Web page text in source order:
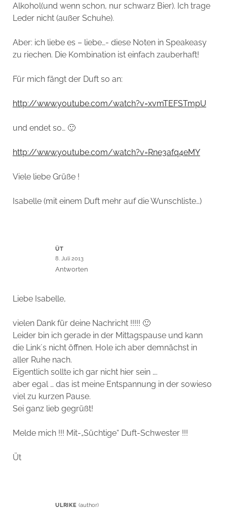
Alkohol(und wenn schon, nur schwarz Bier). Ich trage
Leder nicht (außer Schuhe).
Aber: ich liebe es – liebe…- diese Noten in Speakeasy
zu riechen. Die Kombination ist einfach zauberhaft!
Für mich fängt der Duft so an:
http://www.youtube.com/watch?v=xvmTEFSTmpU
und endet so… 🙂
http://www.youtube.com/watch?v=Rne3afq4eMY
Viele liebe Grüße !
Isabelle (mit einem Duft mehr auf die Wunschliste…)
ÜT
8. Juli 2013
Antworten
Liebe Isabelle,
vielen Dank für deine Nachricht !!!!! 🙂
Leider bin ich gerade in der Mittagspause und kann
die Link´s nicht öffnen. Hole ich aber demnächst in
aller Ruhe nach.
Eigentlich sollte ich gar nicht hier sein ….
aber egal … das ist meine Entspannung in der sowieso
viel zu kurzen Pause.
Sei ganz lieb gegrüßt!
Melde mich !!! Mit-„Süchtige“ Duft-Schwester !!!
Üt
ULRIKE